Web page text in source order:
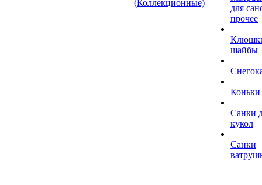
(Коллекционные)
для
прочее
шайбы
Коньки
Санки
кукол
Санки